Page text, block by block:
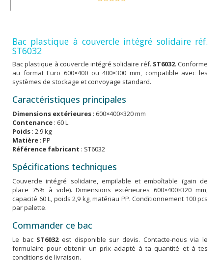
Bac plastique à couvercle intégré solidaire réf.
ST6032
Bac plastique à couvercle intégré solidaire réf. ST6032. Conforme
au format Euro 600×400 ou 400×300 mm, compatible avec les
systèmes de stockage et convoyage standard.
Caractéristiques principales
Dimensions extérieures : 600×400×320 mm
Contenance : 60 L
Poids : 2.9 kg
Matière : PP
Référence fabricant : ST6032
Spécifications techniques
Couvercle intégré solidaire, empilable et emboîtable (gain de
place 75% à vide). Dimensions extérieures 600×400×320 mm,
capacité 60 L, poids 2,9 kg, matériau PP. Conditionnement 100 pcs
par palette.
Commander ce bac
Le bac ST6032est disponible sur devis. Contacte-nous via le
formulaire pour obtenir un prix adapté à ta quantité et à tes
conditions de livraison.